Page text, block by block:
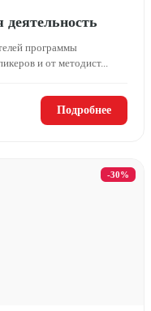
деятельность
программы
и от методист...
Подробнее
-30%